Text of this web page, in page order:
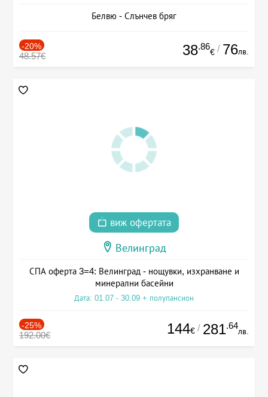
Белвю - Слънчев бряг
-20%
48.57€ 38.86
€ / 76лв.
виж офертата
Велинград
СПА оферта 3=4: Велинград - нощувки, изхранване и
минерални басейни
Дата: 01.07 - 30.09 + полупансион
-25%
192.00€ 144€ / 281.64
лв.